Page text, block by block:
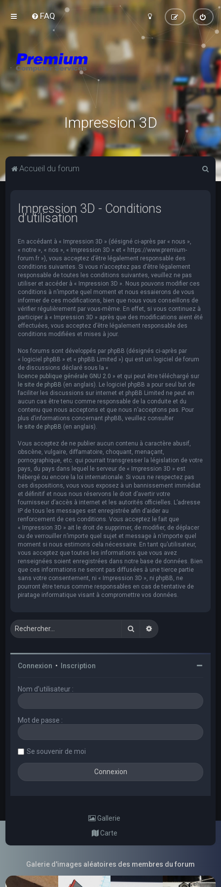
FAQ
Impression 3D
Accueil du forum
Impression 3D - Conditions
d’utilisation
En accédant à « Impression 3D » (désigné ci-après par « nous »,
« notre », « nos », « Impression 3D » et « https://www.premium-
forum.fr »), vous acceptez d’être légalement responsable des
conditions suivantes. Si vous n’acceptez pas d’être légalement
responsable de toutes les conditions suivantes, veuillez ne pas
utiliser et accéder à « Impression 3D ». Nous pouvons modifier ces
conditions à n’importe quel moment et nous essaierons de vous
informer de ces modifications, bien que nous vous conseillons de
vérifier régulièrement par vous-même. En effet, si vous continuez à
participer à « Impression 3D » après que des modifications aient été
effectuées, vous acceptez d’être légalement responsable des
conditions modifiées et mises à jour.
Nos forums sont développés par phpBB (désignés ci-après par
« logiciel phpBB » et « phpBB Limited ») qui est un logiciel de forum
de discussions déclaré sous la «
licence publique générale GNU 2.0 » et qui peut être téléchargé sur
le site de phpBB (en anglais). Le logiciel phpBB a pour seul but de
faciliter les discussions sur internet et phpBB Limited ne peut en
aucun cas être tenu comme responsable de la conduite et du
contenu que nous acceptons et que nous n’acceptons pas. Pour
plus d’informations concernant phpBB, veuillez consulter
le site de phpBB (en anglais).
Vous acceptez de ne publier aucun contenu à caractère abusif,
obscène, vulgaire, diffamatoire, choquant, menaçant,
pornographique, etc. qui pourrait transgresser la législation de votre
pays, du pays dans lequel le serveur de « Impression 3D » est
hébergé ou encore la loi internationale. Si vous ne respectez pas
ces dispositions, vous vous exposez à un bannissement immédiat
et définitif et nous nous réservons le droit d’avertir votre
fournisseur d’accès à internet et les autorités officielles. L’adresse
IP de tous les messages est enregistrée afin d’aider au
renforcement de ces conditions. Vous acceptez le fait que
« Impression 3D » ait le droit de supprimer, de modifier, de déplacer
ou de verrouiller n’importe quel sujet et message à n’importe quel
moment si nous estimons cela nécessaire. En tant qu’utilisateur,
vous acceptez que toutes les informations que vous avez
renseignées soient enregistrées dans notre base de données. Bien
que ces informations ne seront pas diffusées à une tierce partie
sans votre consentement, ni « Impression 3D », ni phpBB, ne
pourront être tenus comme responsables en cas de tentative de
piratage informatique visant à compromettre vos données.
RechercherRecherche avancée
Connexion • Inscription
Nom d’utilisateur :
Mot de passe :
Se souvenir de moi
Gallerie
Carte
Galerie d'images aléatoires des membres du forum